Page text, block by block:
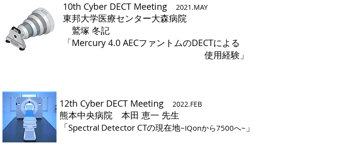
10th Cyber DECT Meeting 2021.MAY
東邦大学医療センター大森病院
鷲塚 冬記
​「Mercury 4.0 AECファントムのDECTによる
使用経験」
12th Cyber DECT Meeting 2022.FEB
​熊本中央病院 本田 恵一 先生
​「Spectral Detector CTの現在地~IQonから7500へ~ 」